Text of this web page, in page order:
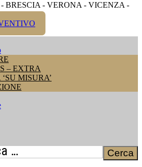
BRESCIA - VERONA - VICENZA -
– EXTRA
MISURA’